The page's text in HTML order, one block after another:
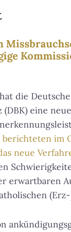
die Deutsche
eine
im
neue
erwartbaren